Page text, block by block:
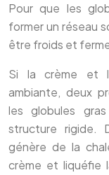
Pour que les
former un réseau
être froids et
Si la crème et
ambiante, deux
les globules
structure rigide.
génère de la
crème et liquéfie